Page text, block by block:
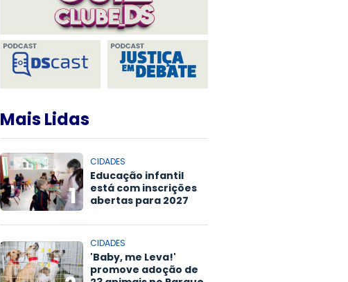
Mais Lidas
1
CIDADES
Educação infantil
está com inscrições
abertas para 2027
CIDADES
'Baby, me Leva!'
promove adoção de